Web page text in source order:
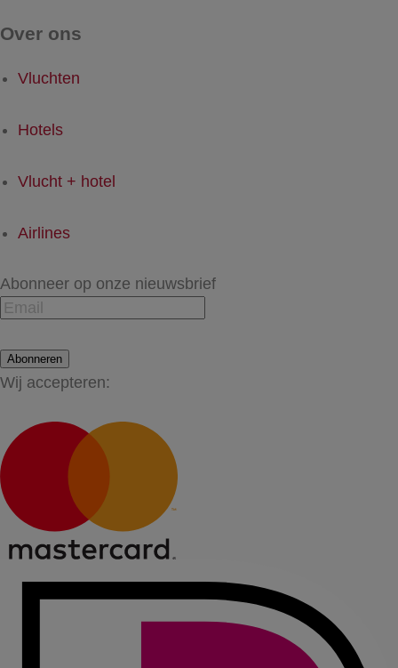
Over ons
Vluchten
Hotels
Vlucht + hotel
Airlines
Abonneer op onze nieuwsbrief
Abonneren
Wij accepteren: